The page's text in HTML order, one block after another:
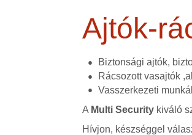
Ajtók-
Biztonsági ajtók,
Rácsozott vasajtók
Vasszerkezeti
A Multi Security kiváló
Hívjon, készséggel